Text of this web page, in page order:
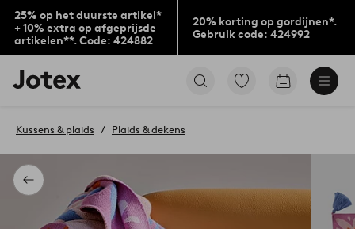
25% op het duurste artikel*
+ 10% extra op afgeprijsde
artikelen**. Code: 424882
20% korting op gordijnen*.
Gebruik code: 424992
Jotex
logo
to
home
page
Ga
Go
Terug
Kussens & plaids Plaids & dekens